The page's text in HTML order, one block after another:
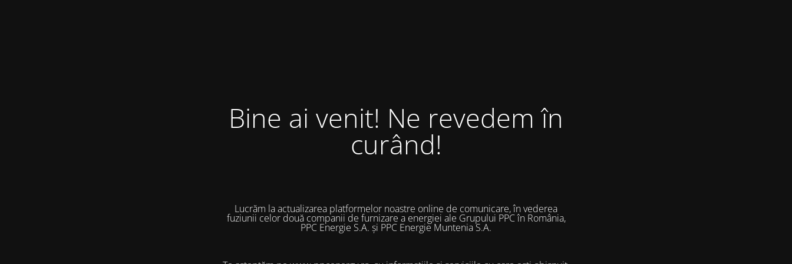
Bine ai venit! Ne revedem în
curând!
Lucrăm la actualizarea platformelor noastre online de comunicare, în vederea
fuziunii celor două companii de furnizare a energiei ale Grupului PPC în România,
PPC Energie S.A. și PPC Energie Muntenia S.A.